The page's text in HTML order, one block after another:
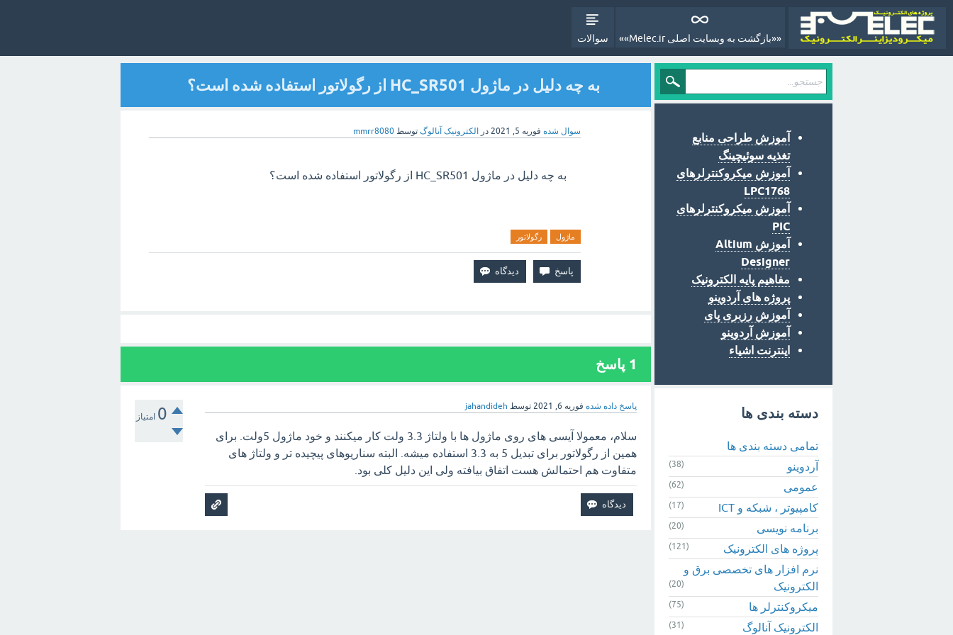
سوالات ««بازگشت به وبسایت اصلی Melec.ir»»
به چه دلیل در ماژول HC_SR501 از رگولاتور استفاده شده است؟
سوال شده فوریه 5, 2021 در الکترونیک آنالوگ توسطmmrr8080
به چه دلیل در ماژول HC_SR501 از رگولاتور استفاده شده است؟
ماژول رگولاتور
1 پاسخ
0 امتیاز
پاسخ داده شده فوریه 6, 2021 توسط jahandideh
سلام، معمولا آیسی های روی ماژول ها با ولتاژ 3.3 ولت کار میکنند و خود ماژول 5ولت. برای
همین از رگولاتور برای تبدیل 5 به 3.3 استفاده میشه. البته سناریوهای پیچیده تر و ولتاژ های
متفاوت هم احتمالش هست اتفاق بیافته ولی این دلیل کلی بود.
آموزش طراحی منابع
تغذیه سوئیچینگ
آموزش میکروکنترلرهای
LPC1768
آموزش میکروکنترلرهای
PIC
آموزش Altium
Designer
مفاهیم پایه الکترونیک
پروژه های آردوینو
آموزش رزبری پای
آموزش آردوینو
اینترنت اشیاء
دسته بندی ها
تمامی دسته بندی ها
آردوینو
(38)
عمومی (62)
کامپیوتر ، شبکه و ICT (17)
برنامه نویسی (20)
پروژه های الکترونیک (121)
نرم افزار های تخصصی برق و
الکترونیک
(20)
میکروکنترلر ها (75)
الکترونیک آنالوگ (31)